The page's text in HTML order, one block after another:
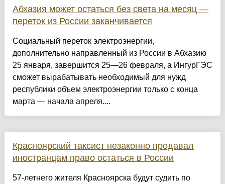
Абхазия может остаться без света на месяц —
переток из России заканчивается
Социальный переток электроэнергии,
дополнительно направленный из России в Абхазию
25 января, завершится 25—26 февраля, а ИнгурГЭС
сможет вырабатывать необходимый для нужд
республики объем электроэнергии только с конца
марта — начала апреля....
Красноярский таксист незаконно продавал
иностранцам право остаться в России
57-летнего жителя Красноярска будут судить по